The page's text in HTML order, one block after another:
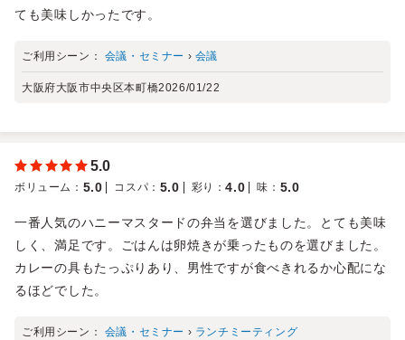
ても美味しかったです。
ご利用シーン： 会議・セミナー › 会議
大阪府大阪市中央区本町橋2026/01/22
5.0
ボリューム ： 5.0 コスパ ： 5.0 彩り ：4.0 味 ： 5.0
一番人気のハニーマスタードの弁当を選びました。とても美味
しく、満足です。ごはんは卵焼きが乗ったものを選びました。
カレーの具もたっぷりあり、男性ですが食べきれるか心配にな
るほどでした。
ご利用シーン： 会議・セミナー › ランチミーティング